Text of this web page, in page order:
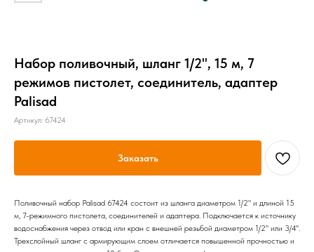
Набор поливочный, шланг 1/2", 15 м, 7
режимов пистолет, соединитель, адаптер
Palisad
Артикул: 67424
Заказать
Поливочный набор Palisad 67424 состоит из шланга диаметром 1/2" и длиной 15
м, 7-режимного пистолета, соединителей и адаптера. Подключается к источнику
водоснабжения через отвод или кран с внешней резьбой диаметром 1/2" или 3/4".
Трехслойный шланг с армирующим слоем отличается повышенной прочностью и